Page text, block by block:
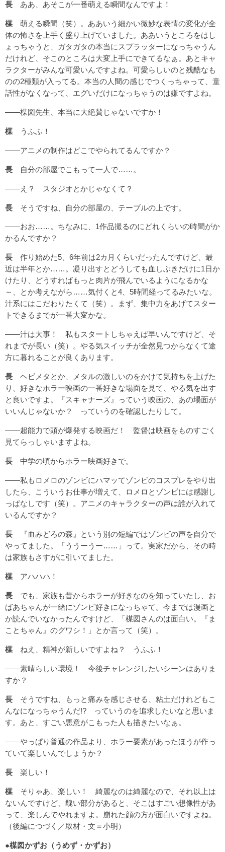
長 ああ、あそこが一番萌える瞬間なんですよ！
楳 萌える瞬間（笑）。ああいう細かい微妙な表情の変化が全
体の怖さを上手く盛り上げていました。ああいうところをはし
ょっちゃうと、ガタガタの本当にスプラッターになっちゃうん
だけれど、そこのところは大変上手にできてるなぁ。あとキャ
ラクターがみんな可愛いんですよね。可愛らしいのと残酷なも
のの2種類が入ってる。本当の人間の感じでつくっちゃって、童
話性がなくなって、エグいだけになっちゃうのは嫌ですよね。
――楳図先生、本当に大絶賛じゃないですか！
楳 うふふ！
――アニメの制作はどこでやられてるんですか？
長 自分の部屋でこもって一人で……。
――え？ スタジオとかじゃなくて？
長 そうですね、自分の部屋の、テーブルの上です。
――おお……。ちなみに、1作品撮るのにどれくらいの時間がか
かるんですか？
長 作り始めた5、6年前は2カ月くらいだったんですけど、最
近は半年とか……。凝り出すとどうしても血しぶきだけに1日か
けたり、どうすればもっと肉片が飛んでいるようになるかな
～、とか考えながら……気付くと4、5時間経ってるみたいな。
汁系にはこだわりたくて（笑）。まず、集中力をあげてスター
トできるまでが一番大変かな。
――汁は大事！ 私もスタートしちゃえば早いんですけど、そ
れまでが長い（笑）。やる気スイッチが全然見つからなくて途
方に暮れることが良くあります。
長 ヘビメタとか、メタルの激しいのをかけて気持ちを上げた
り、好きなホラー映画の一番好きな場面を見て、やる気を出す
と良いですよ。『スキャナーズ』っていう映画の、あの場面が
いいんじゃないか？ っていうのを確認したりして。
――超能力で頭が爆発する映画だ！ 監督は映画をものすごく
見てらっしゃいますよね。
長 中学の頃からホラー映画好きで。
――私もロメロのゾンビにハマッてゾンビのコスプレをやり出
したら、こういうお仕事が増えて、ロメロとゾンビには感謝し
っぱなしです（笑）。アニメのキャラクターの声は誰が入れて
いるんですか？
長 『血みどろの森』という別の短編ではゾンビの声を自分で
やってました。「ううーうー……」って。実家だから、その時
は家族もさすがに引いてました。
楳 アハハハ！
長 でも、家族も昔からホラーが好きなのを知っていたし、お
ばあちゃんが一緒にゾンビ好きになっちゃて。今までは漫画と
か読んでいなかったんですけど、「楳図さんのは面白い。『ま
ことちゃん』のグワシ！」とか言って（笑）。
楳 ねえ、精神が新しいですよね？ うふふ！
――素晴らしい環境！ 今後チャレンジしたいシーンはありま
すか？
長 そうですね、もっと痛みを感じさせる、粘土だけれどもこ
んなになっちゃうんだ!? っていうのを追求したいなと思いま
す。あと、すごい悪意がこもった人も描きたいなぁ。
――やっぱり普通の作品より、ホラー要素があったほうが作っ
ていて楽しいんでしょうか？
長 楽しい！
楳 そりゃあ、楽しい！ 綺麗なのは綺麗なので、それ以上は
ないんですけど、醜い部分があると、そこはすごい想像性があ
って、楽しんでやれますよ。崩れた顔の方が面白いですよね。
（後編につづく ／取材・文＝小明）
●楳図かずお（うめず・かずお）